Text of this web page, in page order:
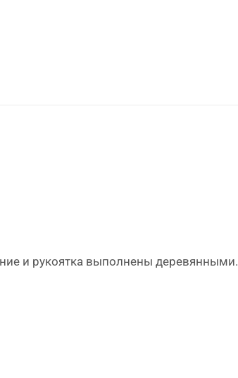
и рукоятка выполнены деревянными.